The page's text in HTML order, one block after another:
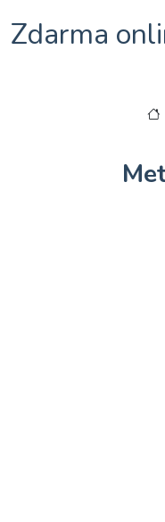
Zdarma